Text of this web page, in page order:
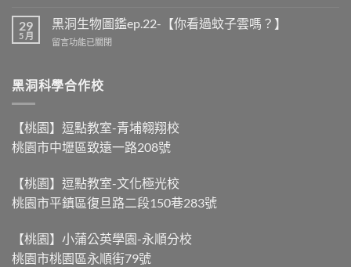
-
舟
力
不
等
於
得
】〉
活
其
實
學
部
與
部
粽，
到
差
別
在
29
5 月
黑洞生物圖鑑ep.22-【你看過蚊子雲嗎？】
在
生
物
鑑
ep.22-
【你
蚊
子
中
留言功能已關閉
黑洞科學合作校
【桃園】逗點教室-青埔翱翔校
桃園市中壢區致遠一路208號
【桃園】逗點教室-文化極光校
桃園市平鎮區復旦路二段150巷283號
【桃園】小蒲公英學園-永順分校
桃園市桃園區永順街79號